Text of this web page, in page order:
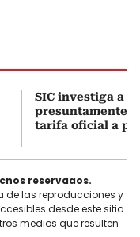
SIC investiga a 7
presuntamente
tarifa oficial a
reservados.
de las reproducciones y
desde este sitio
medios que resulten